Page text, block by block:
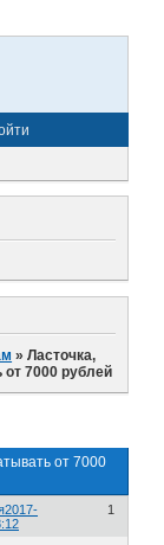
»Ласточка,
от 7000 рублей
от 7000
1
2017-